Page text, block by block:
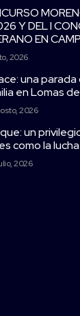
Y DEL I
EN
2026
una
en Lomas
2026
un
como la
2026